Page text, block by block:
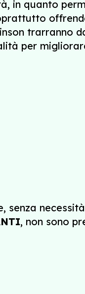
in quanto
trarranno
per
senza
, non sono